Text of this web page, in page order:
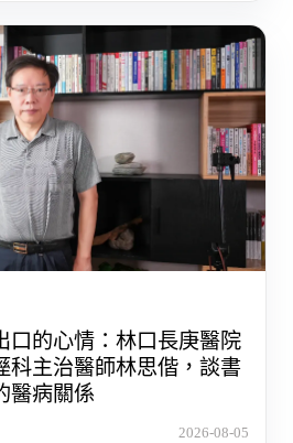
口的心情：林口長庚醫院
科主治醫師林思偕，談書
醫病關係
2026-08-05